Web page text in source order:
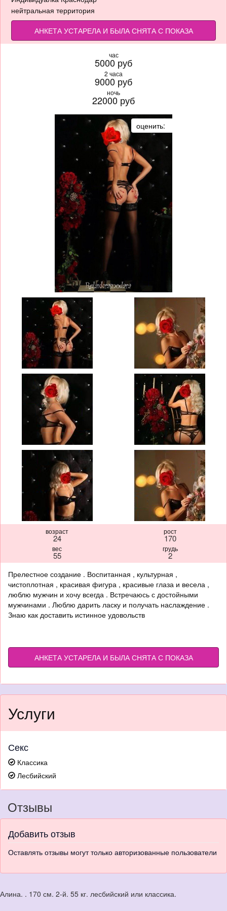
нейтральная территория
АНКЕТА УСТАРЕЛА И БЫЛА СНЯТА С ПОКАЗА
час
5000 руб
2 часа
9000 руб
ночь
22000 руб
оценить:
возраст
24
рост
170
вес
55
грудь
2
Прелестное создание . Воспитанная , культурная ,
чистоплотная , красивая фигура , красивые глаза и весела ,
люблю мужчин и хочу всегда . Встречаюсь с достойными
мужчинами . Люблю дарить ласку и получать наслаждение .
Знаю как доставить истинное удовольств
АНКЕТА УСТАРЕЛА И БЫЛА СНЯТА С ПОКАЗА
Услуги
Секс
Классика
Лесбийский
Отзывы
Добавить отзыв
Оставлять отзывы могут только авторизованные пользователи
Алина. . 170 см. 2-й. 55 кг. лесбийский или классика.